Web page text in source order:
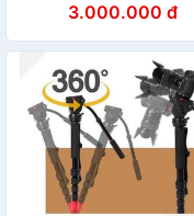
3.000.000 đ